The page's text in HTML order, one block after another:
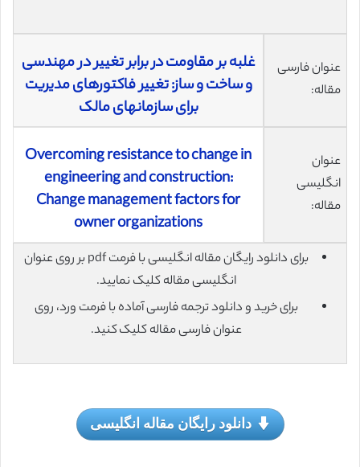
عنوان فارسی
مقاله:
غلبه بر مقاومت در برابر تغییر در مهندسی
و ساخت و ساز: تغییر فاکتورهای مدیریت
برای سازمانهای مالک
عنوان
انگلیسی
مقاله:
Overcoming resistance to change in
engineering and construction:
Change management factors for
owner organizations
برای دانلود رایگان مقاله انگلیسی با فرمت pdf بر روی عنوان
انگلیسی مقاله کلیک نمایید.
برای خرید و دانلود ترجمه فارسی آماده با فرمت ورد، روی
عنوان فارسی مقاله کلیک کنید.
دانلود رایگان مقاله انگلیسی